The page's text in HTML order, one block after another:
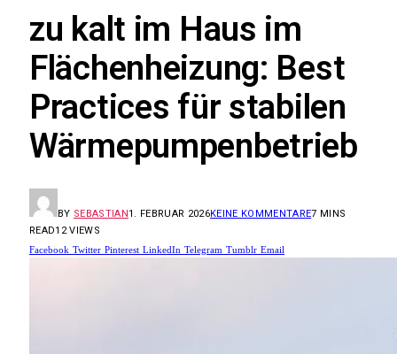
zu kalt im Haus im
Flächenheizung: Best
Practices für stabilen
Wärmepumpenbetrieb
BY SEBASTIAN1. FEBRUAR 2026KEINE KOMMENTARE7 MINS
READ12VIEWS
Facebook Twitter Pinterest LinkedIn Telegram Tumblr Email